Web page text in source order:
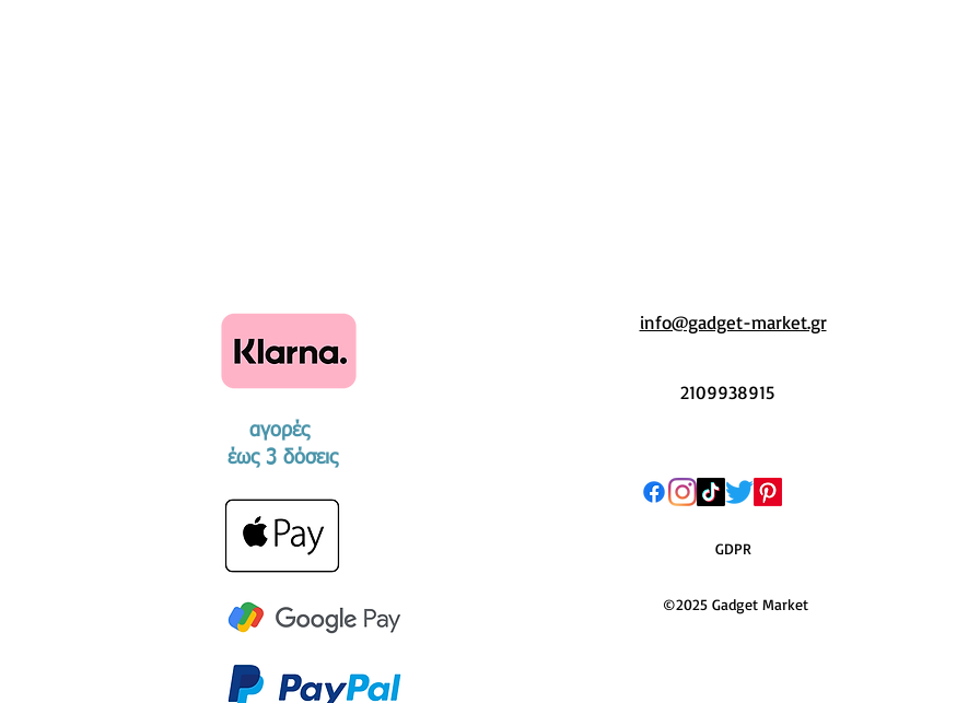
αγορές
​έως 3 δόσεις
info@gadget-market.gr
2109938915
GDPR
©2025 Gadget Market